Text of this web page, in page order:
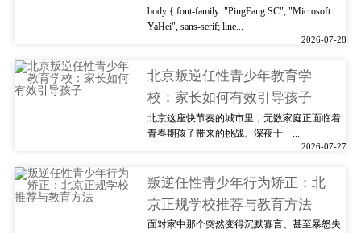
body { font-family: "PingFang SC", "Microsoft
YaHei", sans-serif; line...
2026-07-28
北京叛逆任性青少年教育学
校：家长如何有效引导孩子
北京这座快节奏的城市里，无数家庭正面临着
青春期孩子带来的挑战。深夜十一...
2026-07-27
叛逆任性青少年行为矫正：北
京正规学校推荐与教育方法
面对家中那个突然变得沉默寡言、甚至暴怒失